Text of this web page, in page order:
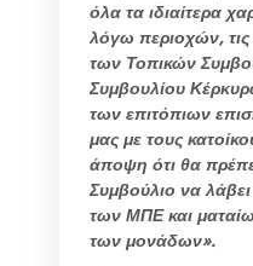
όλα τα ιδιαίτερα
λόγω περιοχών,
των Τοπικών
Συμβουλίου
των επιτόπιων
μας με τους
άποψη ότι θα
Συμβούλιο να
των ΜΠΕ και
των μονάδων».